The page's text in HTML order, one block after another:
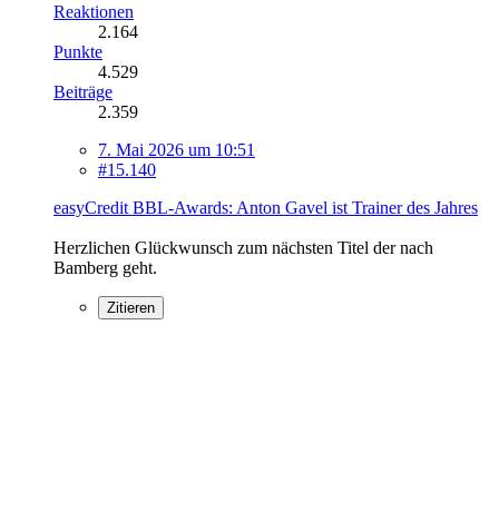
Reaktionen
2.164
Punkte
4.529
Beiträge
2.359
7. Mai 2026 um 10:51
#15.140
easyCredit BBL-Awards: Anton Gavel ist Trainer des Jahres
Herzlichen Glückwunsch zum nächsten Titel der nach
Bamberg geht.
Zitieren